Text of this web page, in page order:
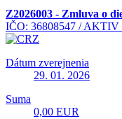
Z2026003 - Zmluva o
IČO: 36808547 /AKTIV
Dátum zverejnenia
29. 01. 2026
Suma
0,00 EUR